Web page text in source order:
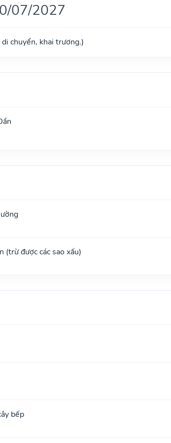
07/2027
chuyển, khai trương.)
(trừ được các sao xấu)
bếp